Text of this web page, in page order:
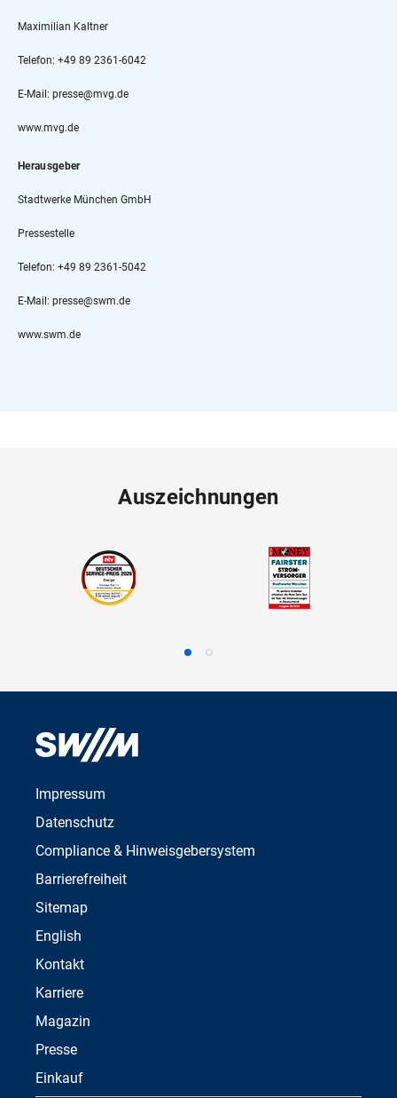
Maximilian Kaltner
Telefon: +49 89 2361-6042
E-Mail: presse@mvg.de
www.mvg.de
Herausgeber
Stadtwerke München GmbH
Pressestelle
Telefon: +49 89 2361-5042
E-Mail: presse@swm.de
www.swm.de
Auszeichnungen
Impressum
Datenschutz
Compliance & Hinweisgebersystem
Barrierefreiheit
Sitemap
English
Kontakt
Karriere
Magazin
Presse
Einkauf